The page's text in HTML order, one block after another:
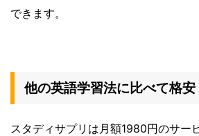
できます。
他の英語学習法に比べて格安
スタディサプリは月額1980円のサー